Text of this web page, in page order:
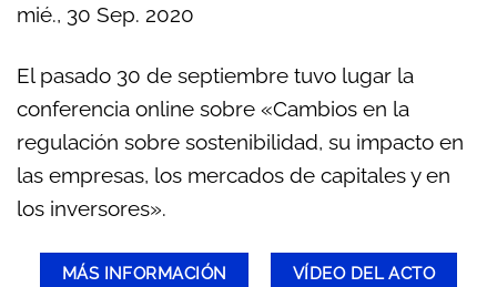
mié., 30 Sep. 2020
El pasado 30 de septiembre tuvo lugar la
conferencia online sobre «Cambios en la
regulación sobre sostenibilidad, su impacto en
las empresas, los mercados de capitales y en
los inversores».
MÁS INFORMACIÓN VÍDEO DEL ACTO